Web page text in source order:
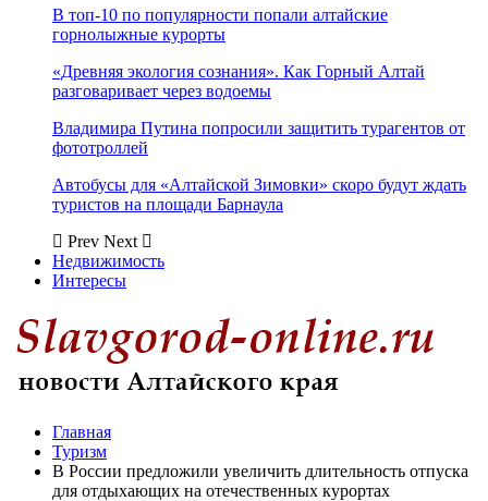
В топ-10 по популярности попали алтайские
горнолыжные курорты
«Древняя экология сознания». Как Горный Алтай
разговаривает через водоемы
Владимира Путина попросили защитить турагентов от
фототроллей
Автобусы для «Алтайской Зимовки» скоро будут ждать
туристов на площади Барнаула
Prev Next
Недвижимость
Интересы
Главная
Туризм
В России предложили увеличить длительность отпуска
для отдыхающих на отечественных курортах